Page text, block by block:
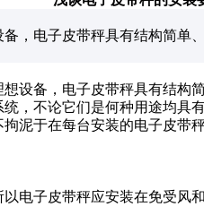
，电子皮带秤具有结构简
备，电子皮带秤具有结构
，不论它们是何种用途均
泥于在每台安装的电子皮
子皮带秤应安装在免受风